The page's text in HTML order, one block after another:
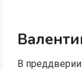
В преддверии